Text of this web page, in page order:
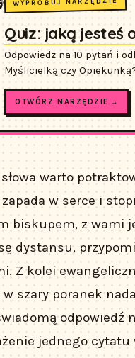
Quiz: jaką jesteś
Odpowiedz na 10 pytań i
Myślicielką czy
OTWÓRZ NARZĘDZIE →
słowa warto
w serce i
biskupem, z wami
dystansu,
Z kolei
w szary poranek
odpowiedź
jednego